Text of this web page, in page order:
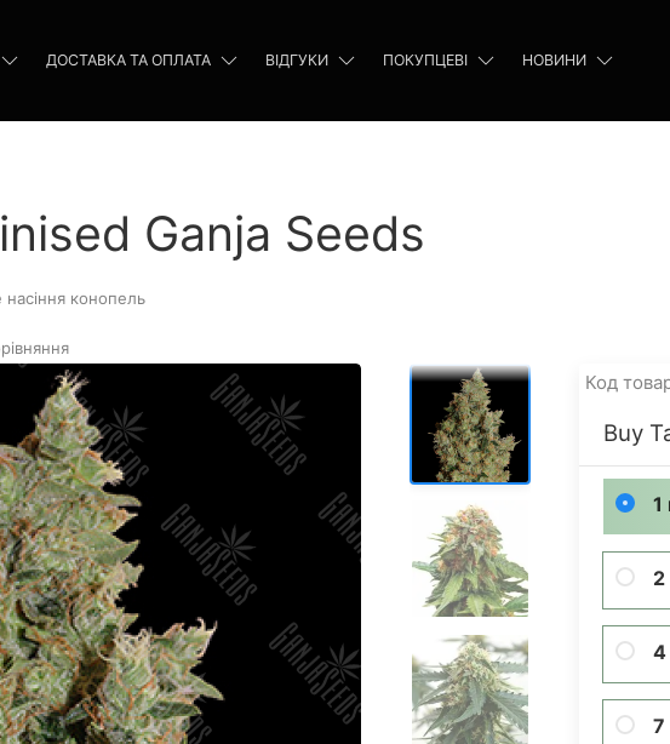
ДОСТАВКА ТА ОПЛАТА ВІДГУКИ ПОКУПЦЕВІ НОВИНИ
Ganja Seeds
насіння конопель
Код
Buy
1
2
4
7